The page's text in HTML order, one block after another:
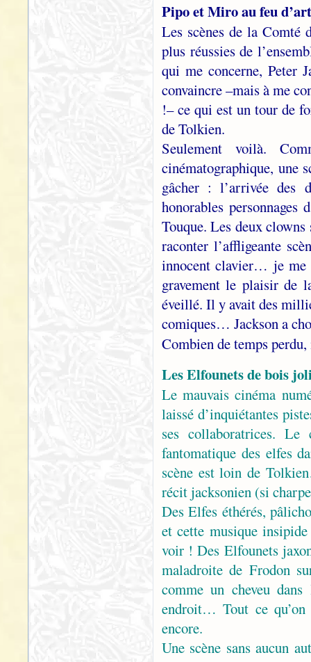
Pipo et Miro au feu
Les scènes de la Comté
plus réussies de
qui me concerne, Peter
convaincre –mais à me
!– ce qui est un tour de
de Tolkien.
Seulement voilà.
cinématographique, une
gâcher : l’arrivée des
honorables
Touque. Les deux
raconter l’affligeante
innocent clavier… je me
gravement le plaisir de
éveillé. Il y avait des
comiques… Jackson a
Combien de temps
Les Elfounets de bois
Le mauvais cinéma
laissé d’inquiétantes
ses collaboratrices. Le
fantomatique des elfes
scène est loin de
récit jacksonien (si
Des Elfes éthérés,
et cette musique
voir ! Des Elfounets
maladroite de Frodon
comme un cheveu
endroit… Tout ce
encore.
Une scène sans aucun